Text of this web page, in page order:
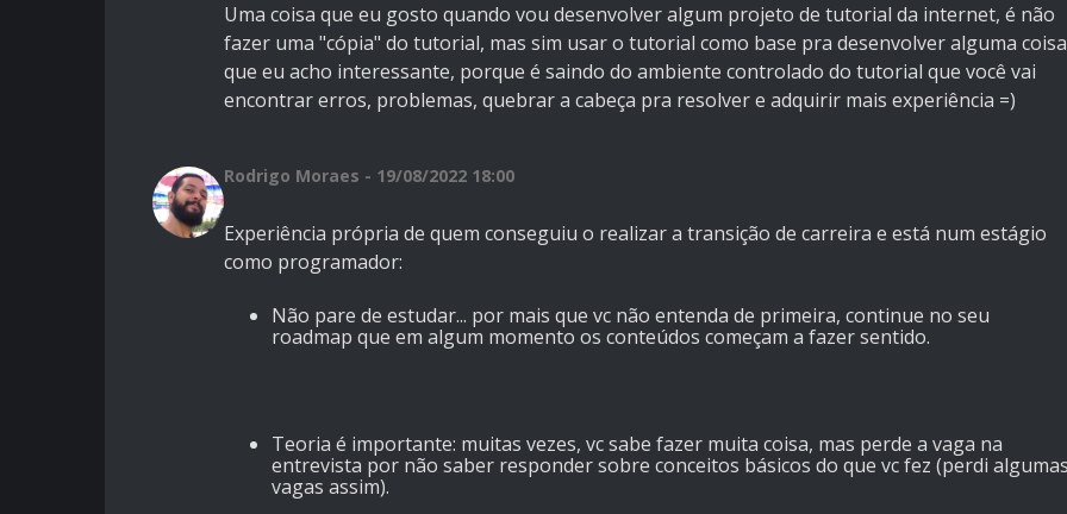
Uma coisa que eu gosto quando vou desenvolver algum projeto de tutorial da internet, é não
fazer uma "cópia" do tutorial, mas sim usar o tutorial como base pra desenvolver alguma coisa
que eu acho interessante, porque é saindo do ambiente controlado do tutorial que você vai
encontrar erros, problemas, quebrar a cabeça pra resolver e adquirir mais experiência =)
Rodrigo Moraes - 19/08/2022 18:00
Experiência própria de quem conseguiu o realizar a transição de carreira e está num estágio
como programador:
Não pare de estudar... por mais que vc não entenda de primeira, continue no seu
roadmap que em algum momento os conteúdos começam a fazer sentido.
Teoria é importante: muitas vezes, vc sabe fazer muita coisa, mas perde a vaga na
entrevista por não saber responder sobre conceitos básicos do que vc fez (perdi
vagas assim).